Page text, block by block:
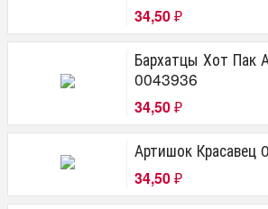
34,50 ₽
Бархатцы Хот Пак
0043936
34,50 ₽
Артишок Красавец
34,50 ₽